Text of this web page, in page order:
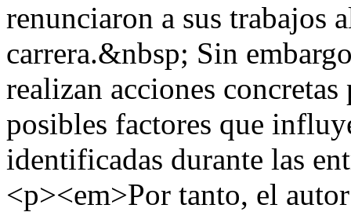
renunciaron a sus trabajos
carrera.&nbsp; Sin
realizan acciones
posibles factores que
identificadas durante las
<p><em>Por tanto, el